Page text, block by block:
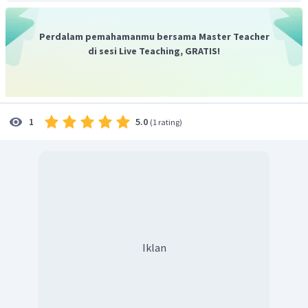
sesama atom karbon,
Jadi, jawaban yang benar adalah sesuai gambar di atas.
Perdalam pemahamanmu bersama Master Teacher
di sesi Live Teaching, GRATIS!
1 5.0 (1 rating)
Iklan